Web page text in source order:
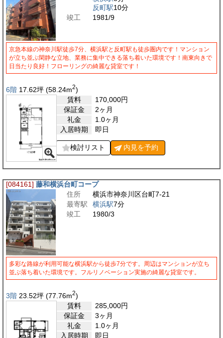
反町駅10分
竣工
1981/9
京急本線の神奈川駅徒歩7分、横浜駅と反町駅も徒歩圏内です！マンション
が立ち並ぶ閑静な立地、業務に集中できる落ち着いた環境です！南東向きで
日当たり良好！フローリングの綺麗な貸室です！
6階 17.62坪 (58.24m2)
賃料
170,000円
保証金
2ヶ月
礼金
1.0ヶ月
入居時期
即日
検討リスト 内見を予約
[084161] 藤和横浜台町コープ
住所
横浜市神奈川区台町7-21
最寄駅
横浜駅7分
竣工
1980/3
多彩な路線が利用可能な横浜駅から徒歩7分です。周辺はマンションが立ち
並ぶ落ち着いた環境です。フルリノベーション実施の綺麗な貸室です。
3階 23.52坪 (77.76m2)
賃料
285,000円
保証金
3ヶ月
礼金
1.0ヶ月
入居時期
即日